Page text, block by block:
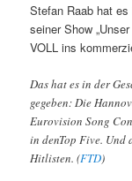
Stefan Raab hat
seiner Show
VOLL ins
Das hat es in der
gegeben: Die
Eurovision Song
in denTop Five.
Hitlisten. (FTD)